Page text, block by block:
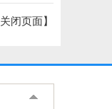
关闭页面 】